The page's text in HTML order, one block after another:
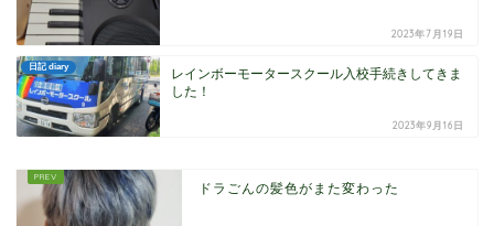
2023年7月19日
日記 diary
レインボーモータースクール入校手続きしてきま
した！
2023年9月16日
ドラごんの髪色がまた変わった